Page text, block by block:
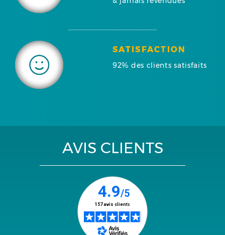
SATISFACTION
92% des clients satisfaits
AVIS CLIENTS